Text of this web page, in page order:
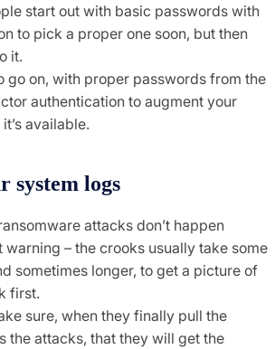
start out with basic passwords with
to pick a proper one soon, but then
it.
go on, with proper passwords from the
authentication to augment your
available.
system logs
attacks don’t happen
– the crooks usually take some
sometimes longer, to get a picture of
first.
sure, when they finally pull the
the attacks, that they will get the